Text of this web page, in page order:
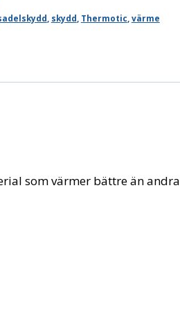
skydd Thermotic värme
som värmer bättre än andra